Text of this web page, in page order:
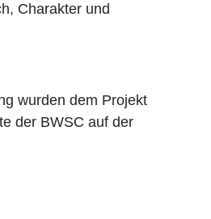
Charakter und
wurden dem Projekt
der BWSC auf der